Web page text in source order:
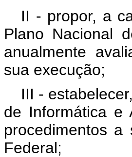
II - propor, a
Plano Nacional
anualmente
sua execução;
III -
de Informática e
procedimentos a
Federal;